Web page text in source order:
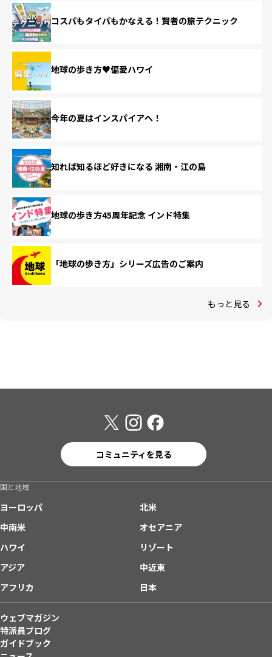
コスパもタイパもかなえる！賢者の旅テクニック
地球の歩き方♥偏愛ハワイ
今年の夏はインスパイアへ！
知れば知るほど好きになる 湘南・江の島
地球の歩き方45周年記念 インド特集
「地球の歩き方」シリーズ広告のご案内
もっと見る
コミュニティを見る
国と地域
ヨーロッパ
北米
中南米
オセアニア
ハワイ
リゾート
アジア
中近東
アフリカ
日本
ウェブマガジン
特派員ブログ
ガイドブック